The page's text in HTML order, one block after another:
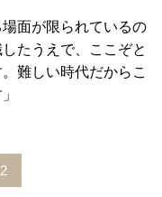
面が限られているの
たうえで、ここぞと
難しい時代だからこ
2